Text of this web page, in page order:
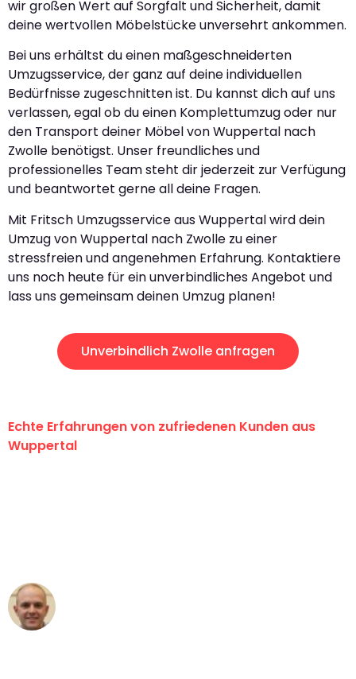
wir großen Wert auf Sorgfalt und Sicherheit, damit
deine wertvollen Möbelstücke unversehrt ankommen.
Bei uns erhältst du einen maßgeschneiderten
Umzugsservice, der ganz auf deine individuellen
Bedürfnisse zugeschnitten ist. Du kannst dich auf uns
verlassen, egal ob du einen Komplettumzug oder nur
den Transport deiner Möbel von Wuppertal nach
Zwolle benötigst. Unser freundliches und
professionelles Team steht dir jederzeit zur Verfügung
und beantwortet gerne all deine Fragen.
Mit Fritsch Umzugsservice aus Wuppertal wird dein
Umzug von Wuppertal nach Zwolle zu einer
stressfreien und angenehmen Erfahrung. Kontaktiere
uns noch heute für ein unverbindliches Angebot und
lass uns gemeinsam deinen Umzug planen!
Unverbindlich Zwolle anfragen
Echte Erfahrungen von zufriedenen Kunden aus
Wuppertal